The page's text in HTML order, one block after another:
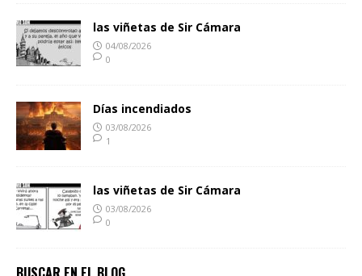
las viñetas de Sir Cámara
04/08/2026
0
Días incendiados
03/08/2026
1
las viñetas de Sir Cámara
03/08/2026
0